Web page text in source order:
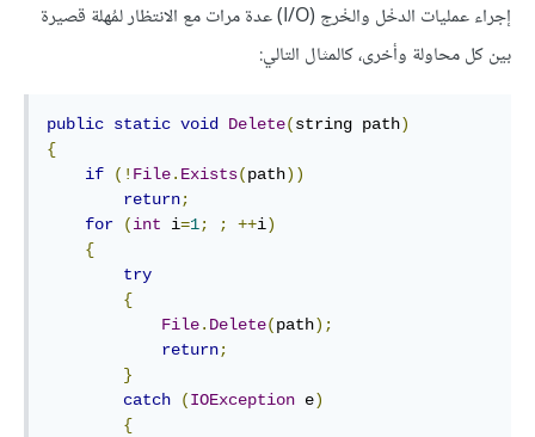
إجراء عمليات الدخْل والخْرج (I/O) عدة مرات مع الانتظار لمُهلة قصيرة
بين كل محاولة وأخرى، كالمثال التالي:
public static void Delete(string path)
{
if
(! File. Exists(path))
return;
for
(int i=1; ; ++i)
{
try
{
File. Delete(path);
return;
}
catch
(IOException e)
{